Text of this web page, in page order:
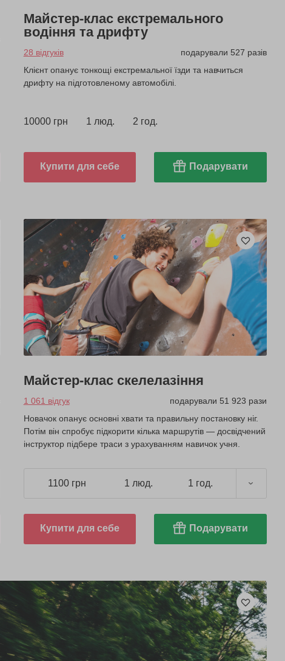
Майстер-клас екстремального
водіння та дрифту
28 відгуків
подарували 527 разів
Клієнт опанує тонкощі екстремальної їзди та навчиться
дрифту на підготовленому автомобілі.
10000 грн 1 люд. 2 год.
Купити для себе Подарувати
Майстер-клас скелелазіння
1 061 відгук
подарували 51 923 рази
Новачок опанує основні хвати та правильну постановку ніг.
Потім він спробує підкорити кілька маршрутів — досвідчений
інструктор підбере траси з урахуванням навичок учня.
1100 грн 1 люд. 1 год.
Купити для себе Подарувати